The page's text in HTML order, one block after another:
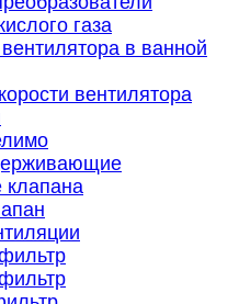
газа
в ванной
вентилятора
клапана